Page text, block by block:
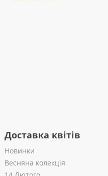
Доставка квітів
Новинки
Весняна колекція